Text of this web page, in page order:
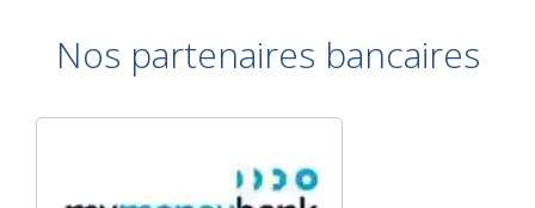
Nos partenaires bancaires